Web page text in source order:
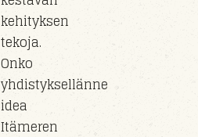
kehityksen
tekoja.
Onko
yhdistyksellänne
idea
Itämeren